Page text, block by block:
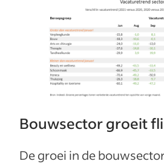
Bouwsector groeit
De groei in de